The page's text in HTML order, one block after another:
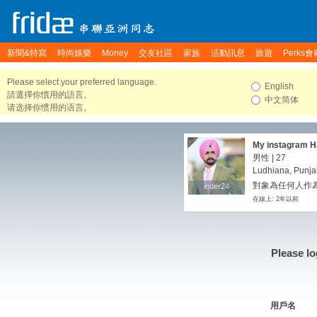
新聞&特寫 時尚娛樂 Money 交友社區 家族 活動訊息 旅遊 Perks會
Please select your preferred language.
請選擇你慣用的語言。
请选择你惯用的语言。
English
中文简体
inder24
inder24
My instagram
there if you
男性 | 27
Ludhiana,
對象為任何人作
在線上: 2年以前
Please
用戶名